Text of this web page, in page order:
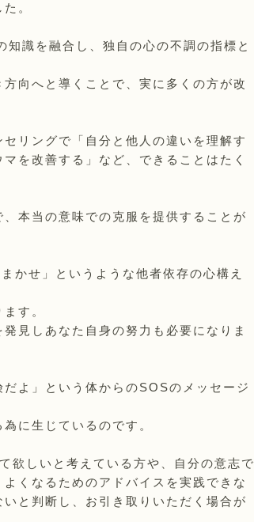
。
識を融合し、独自の心の不調の指標と
向へと導くことで、実に多くの方が改
リングで「自分と他人の違いを理解す
を改善する」など、できることはたく
本当の意味での克服を提供することが
かせ」というような他者依存の心構え
す。
見しあなた自身の努力も必要になりま
よ」という体からのSOSのメッセージ
に生じているのです。
欲しいと考えている方や、自分の意志で
くなるためのアドバイスを実践できな
と判断し、お引き取りいただく場合が